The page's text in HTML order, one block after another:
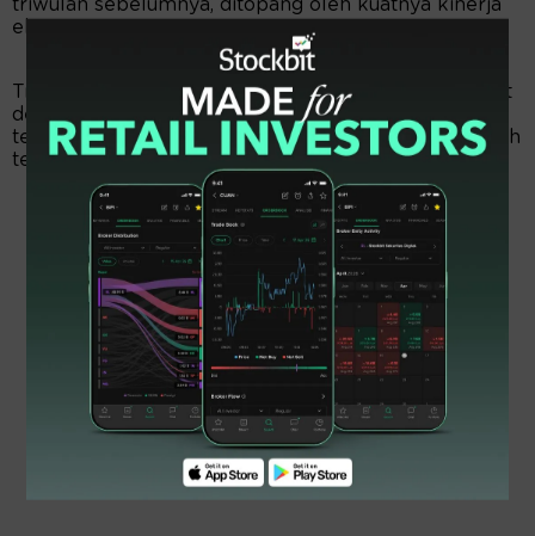
triwulan sebelumnya, ditopang oleh kuatnya kinerja
ekspor nonmigas.
Transaksi modal dan finansial diprakirakan mencatat
defisit, seiring dengan aliran keluar modal asing,
terutama dalam bentuk investasi portofolio, di tengah
tetap kuatnya Penanaman Modal Asing (PMA).